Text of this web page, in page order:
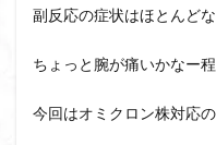
副反応の症状はほとんど
ちょっと腕が痛いかなー
今回はオミクロン株対応